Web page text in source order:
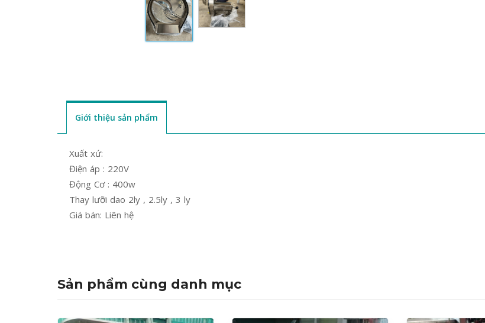
Giới thiệu sản phẩm
Xuất xứ:
Điện áp : 220V
Động Cơ : 400w
Thay lưỡi dao 2ly , 2.5ly , 3 ly
Giá bán: Liên hệ
Sản phẩm cùng danh mục